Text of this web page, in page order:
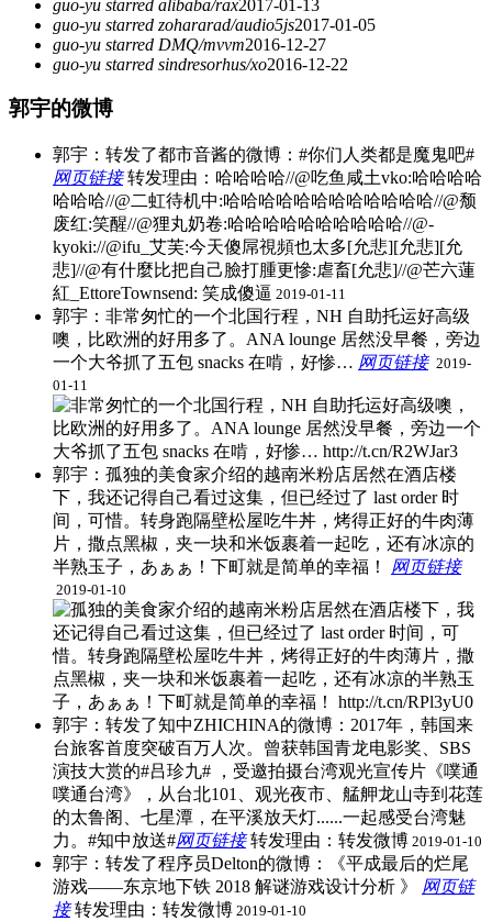
guo-yu starred alibaba/rax2017-01-13
guo-yu starred zohararad/audio5js2017-01-05
guo-yu starred DMQ/mvvm2016-12-27
guo-yu starred sindresorhus/xo2016-12-22
郭宇的微博
郭宇：转发了都市音酱的微博：#你们人类都是魔鬼吧#
网页链接​转发理由：哈哈哈哈//@吃鱼咸土vko:哈哈哈哈
哈哈哈//@二虹待机中:哈哈哈哈哈哈哈哈哈哈哈哈//@颓
废红:笑醒//@狸丸奶卷:哈哈哈哈哈哈哈哈哈哈//@-
kyoki://@ifu_艾芙:今天傻屌視頻也太多[允悲][允悲][允
悲]//@有什麼比把自己臉打腫更慘:虐畜[允悲]//@芒六蓮
紅_EttoreTownsend: 笑成傻逼 2019-01-11
郭宇：非常匆忙的一个北国行程，NH 自助托运好高级
噢，比欧洲的好用多了。ANA lounge 居然没早餐，旁边
一个大爷抓了五包 snacks 在啃，好惨… 网页链接​ 2019-
01-11
郭宇：孤独的美食家介绍的越南米粉店居然在酒店楼
下，我还记得自己看过这集，但已经过了 last order 时
间，可惜。转身跑隔壁松屋吃牛丼，烤得正好的牛肉薄
片，撒点黑椒，夹一块和米饭裹着一起吃，还有冰凉的
半熟玉子，あぁぁ！下町就是简单的幸福！ 网页链接​
2019-01-10
郭宇：转发了知中ZHICHINA的微博：2017年，韩国来
台旅客首度突破百万人次。曾获韩国青龙电影奖、SBS
演技大赏的#吕珍九# ，受邀拍摄台湾观光宣传片《噗通
噗通台湾》，从台北101、观光夜市、艋舺龙山寺到花莲
的太鲁阁、七星潭，在平溪放天灯......一起感受台湾魅
力。#知中放送#网页链接​转发理由：转发微博 2019-01-10
郭宇：转发了程序员Delton的微博：《平成最后的烂尾
游戏——东京地下铁 2018 解谜游戏设计分析 》 网页链
接​转发理由：转发微博 2019-01-10